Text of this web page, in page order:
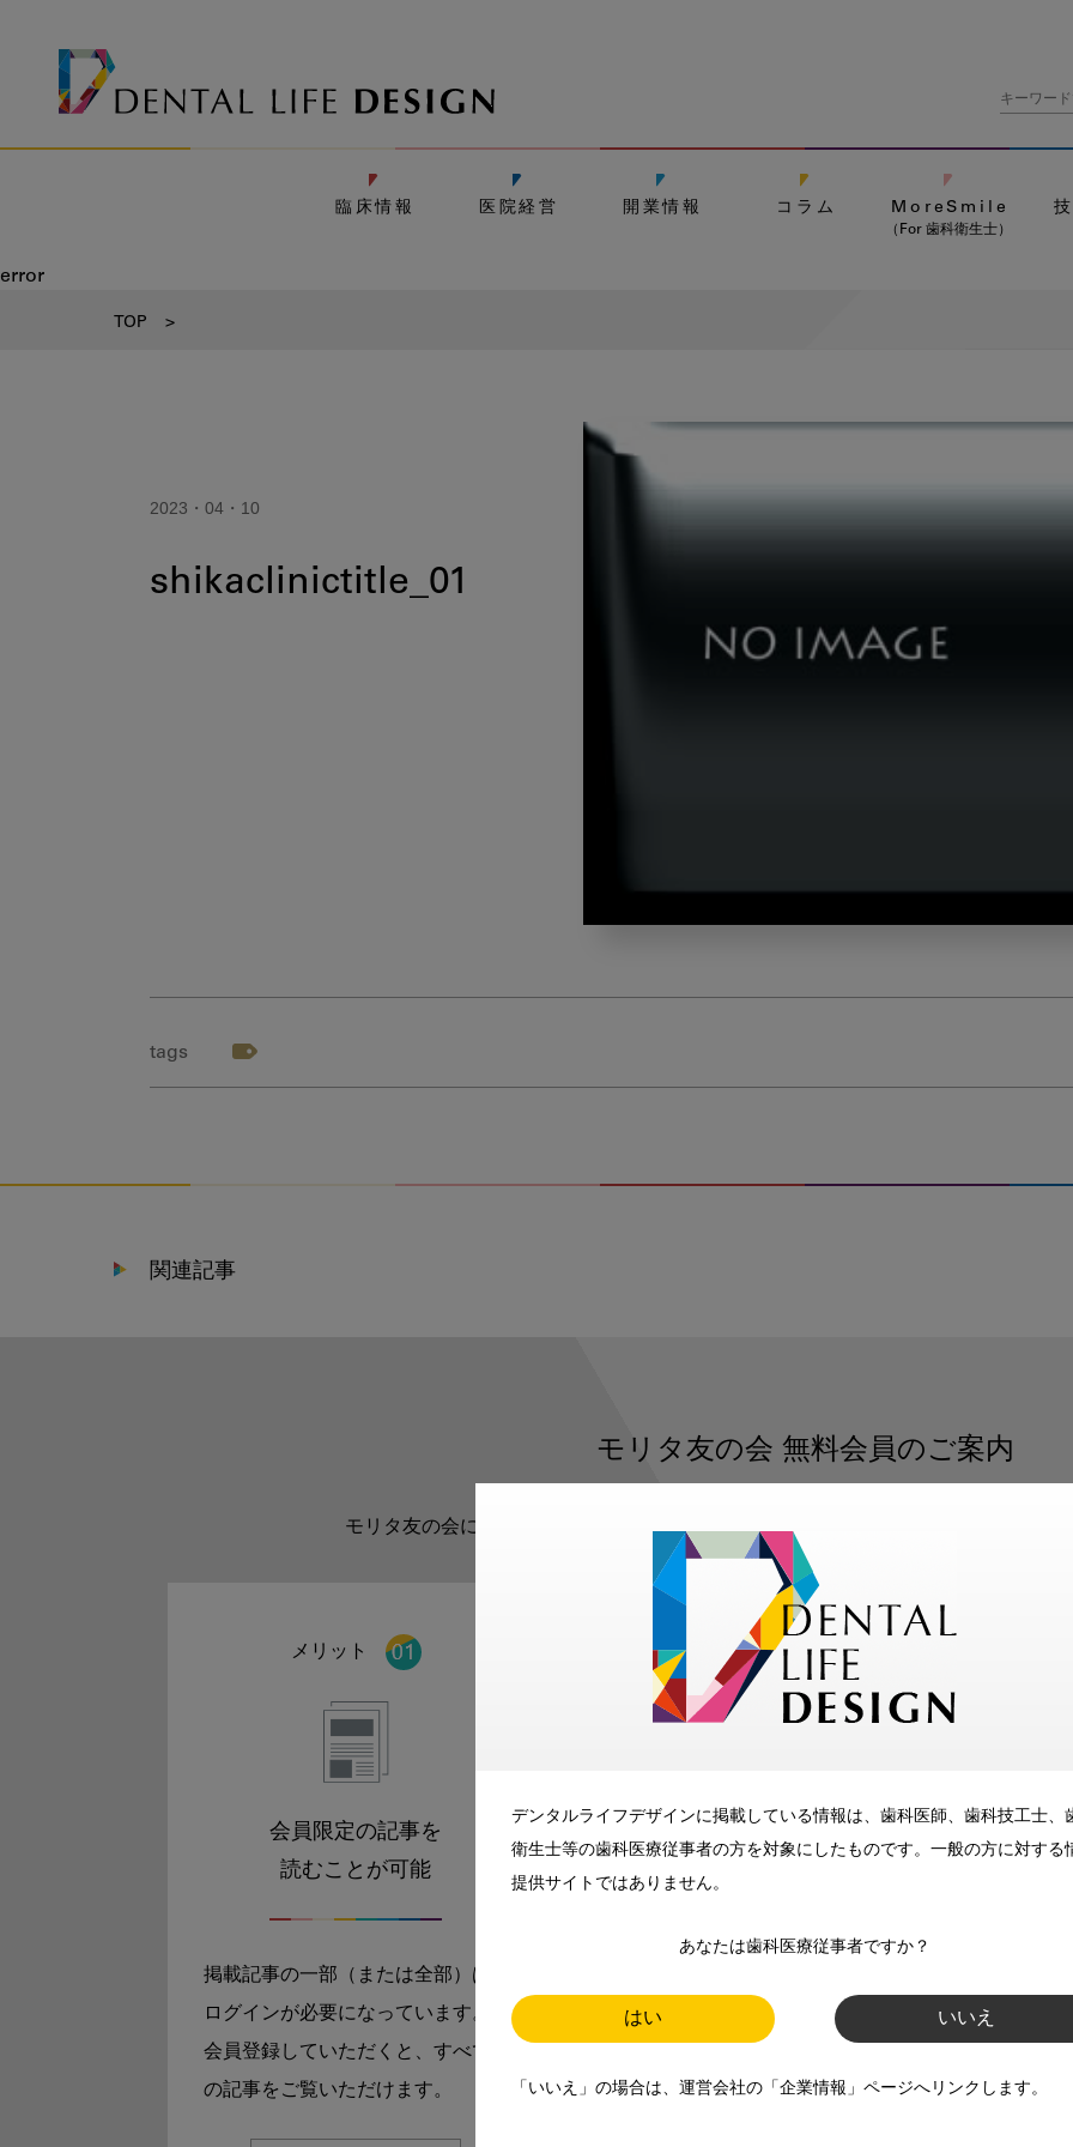
デンタルライフデザインに掲載している情報は、歯科医師、歯科技工士、
衛生士等の歯科医療従事者の方を対象にしたものです。一般の方に対する
提供サイトではありません。
あなたは歯科医療従事者ですか？
はい いいえ
「いいえ」の場合は、運営会社の「企業情報」ページへリンクします。
臨床情報 医院経営 開業情報 コラム MoreSmile
（For 歯科衛生士）
error
TOP >
2023・04・10
shikaclinictitle_01
tags
関連記事
モリタ友の会 無料会員のご案内
モリタ友の会に登録いただくと、デンタルライフデザインをもっと便利にご利用い
メリット
会員限定の記事を
読むことが可能
掲載記事の一部（または全部）は
ログインが必要になっています。
会員登録していただくと、すべて
の記事をご覧いただけます。
メリット
メールマガジンでお届け
師、歯科衛生士、歯科技工士）に
お届けします。